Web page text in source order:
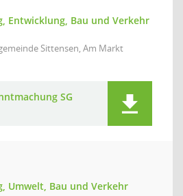
Entwicklung, Bau und Verkehr
Sittensen, Am Markt
SG
Umwelt, Bau und Verkehr